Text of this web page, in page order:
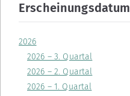
Erscheinungsdatum
2026
2026 – 3. Quartal
2026 – 2. Quartal
2026 – 1. Quartal